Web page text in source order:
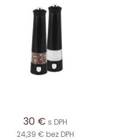
30 € s DPH
24,39 € bez DPH